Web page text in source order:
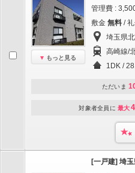
もっと見る
管理費 :
敷金 無料 /
埼玉県
高崎線/
1DK /
ただいま
対象者全員に 最大
[一戸建] 埼